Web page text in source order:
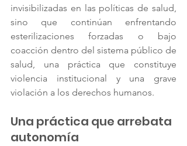
invisibilizadas en las políticas de salud,
sino que continúan enfrentando
esterilizaciones forzadas o bajo
coacción dentro del sistema público de
salud, una práctica que constituye
violencia institucional y una grave
violación a los derechos humanos.
Una práctica que arrebata
autonomía